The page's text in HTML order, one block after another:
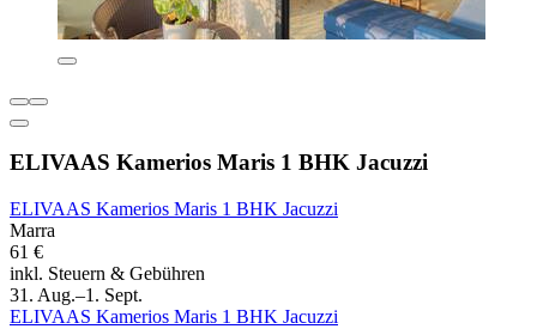
ELIVAAS Kamerios Maris 1 BHK Jacuzzi
ELIVAAS Kamerios Maris 1 BHK Jacuzzi
Marra
61 €
inkl. Steuern & Gebühren
31. Aug.–1. Sept.
ELIVAAS Kamerios Maris 1 BHK Jacuzzi